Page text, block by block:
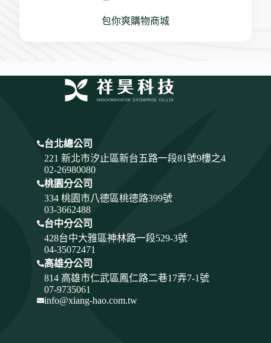
包你爽購物商城
台北總公司
221 新北市汐止區新台五路一段81號9樓之4
02-26980080
桃園分公司
334 桃園市八德區桃德路399號
03-3662488
台中分公司
428台中大雅區神林路一段529-3號
04-35072471
高雄分公司
814 高雄市仁武區鳳仁路二巷17弄7-1號
07-9735061
info@xiang-hao.com.tw